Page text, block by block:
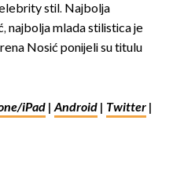
stil. Najbolja
najbolja mlada stilistica je
Nosić ponijeli su titulu
iPad |Android | Twitter |